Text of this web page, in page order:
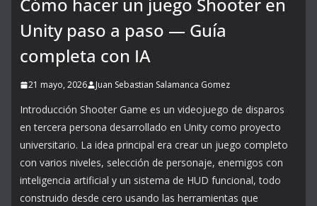
Cómo hacer un juego Shooter en
Unity paso a paso — Guía
completa con IA
21 mayo, 2026 Juan Sebastian Salamanca Gomez
Introducción Shooter Game es un videojuego de disparos
en tercera persona desarrollado en Unity como proyecto
universitario. La idea principal era crear un juego completo
con varios niveles, selección de personaje, enemigos con
inteligencia artificial y un sistema de HUD funcional, todo
construido desde cero usando las herramientas que